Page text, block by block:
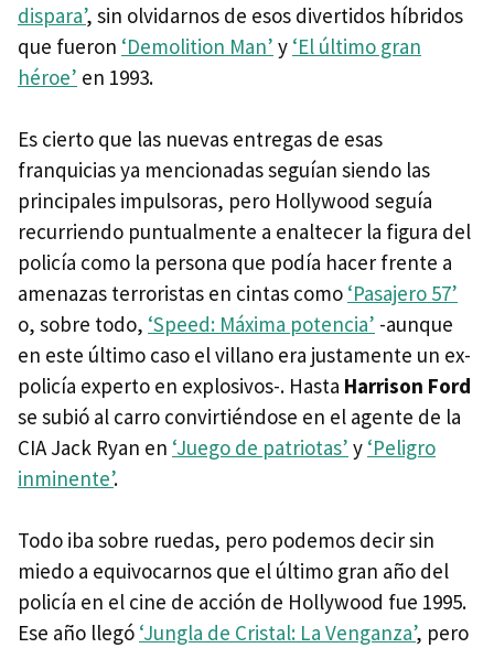
dispara’, sin olvidarnos de esos divertidos híbridos
que fueron ‘Demolition Man’ y ‘El último gran
héroe’ en 1993.
Es cierto que las nuevas entregas de esas
franquicias ya mencionadas seguían siendo las
principales impulsoras, pero Hollywood seguía
recurriendo puntualmente a enaltecer la figura del
policía como la persona que podía hacer frente a
amenazas terroristas en cintas como ‘Pasajero 57’
o, sobre todo, ‘Speed: Máxima potencia’ -aunque
en este último caso el villano era justamente un ex-
policía experto en explosivos-. Hasta Harrison Ford
se subió al carro convirtiéndose en el agente de la
CIA Jack Ryan en ‘Juego de patriotas’ y ‘Peligro
inminente’.
Todo iba sobre ruedas, pero podemos decir sin
miedo a equivocarnos que el último gran año del
policía en el cine de acción de Hollywood fue 1995.
Ese año llegó ‘Jungla de Cristal: La Venganza’, pero